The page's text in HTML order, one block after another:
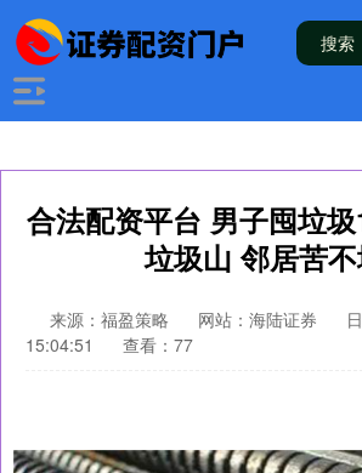
合法配资平台 男子囤垃
垃圾山 邻居苦
来源：福盈策略 网站：海陆证券
15:04:51
查看：77